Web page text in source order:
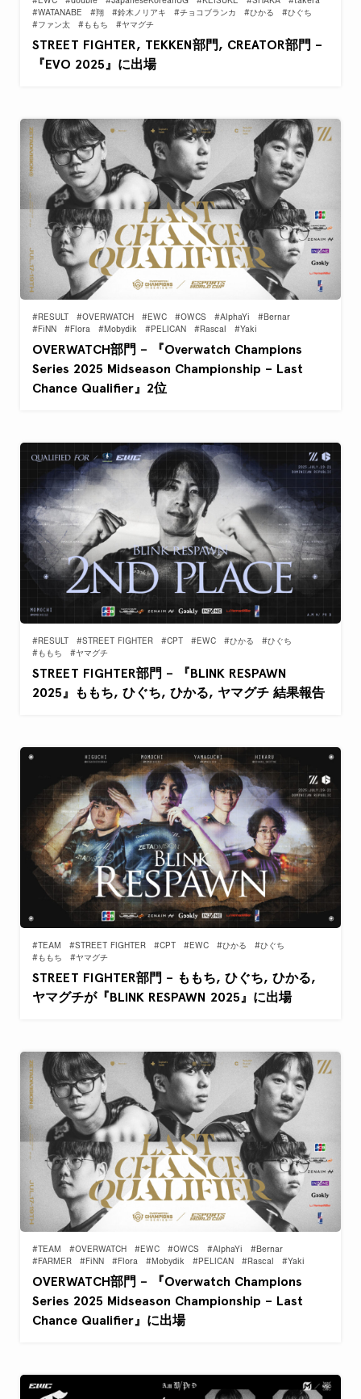
#WATANABE
#翔 #鈴木ノリアキ #チョコブランカ #ひかる
#ひぐち
#ファン太
#ももち #ヤマグチ
STREET FIGHTER, TEKKEN部門, CREATOR部門 –
『EVO 2025』に出場
#RESULT #OVERWATCH #EWC #OWCS #AlphaYi
#Bernar
#FiNN
#Flora #Mobydik #PELICAN #Rascal #Yaki
OVERWATCH部門 – 『Overwatch Champions
Series 2025 Midseason Championship – Last
Chance Qualifier』2位
#RESULT #STREET FIGHTER #CPT #EWC #ひかる
#ひぐち
#ももち
#ヤマグチ
STREET FIGHTER部門 – 『BLINK RESPAWN
2025』ももち, ひぐち, ひかる, ヤマグチ 結果報告
#TEAM #STREET FIGHTER #CPT #EWC #ひかる
#ひぐち
#ももち
#ヤマグチ
STREET FIGHTER部門 – ももち, ひぐち, ひかる,
ヤマグチが『BLINK RESPAWN 2025』に出場
#TEAM #OVERWATCH #EWC #OWCS #AlphaYi
#Bernar
#FARMER
#FiNN #Flora #Mobydik #PELICAN #Rascal #Yaki
OVERWATCH部門 – 『Overwatch Champions
Series 2025 Midseason Championship – Last
Chance Qualifier』に出場